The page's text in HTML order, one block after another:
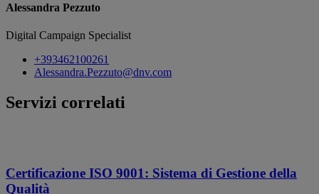
Alessandra Pezzuto
Digital Campaign Specialist
+393462100261
Alessandra.Pezzuto@dnv.com
Servizi correlati
Certificazione ISO 9001: Sistema di Gestione della
Qualità